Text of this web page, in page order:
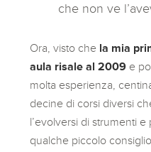
che non ve
Ora, visto che la mia
aula risale al 2009 e
molta esperienza,
decine di corsi diversi
l’evolversi di strumenti
qualche piccolo